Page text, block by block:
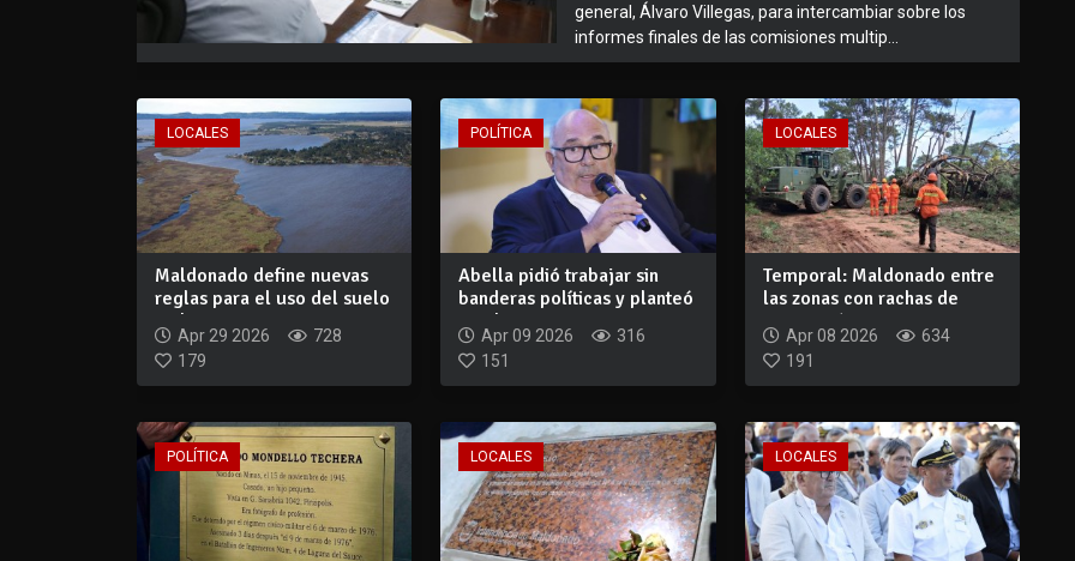
general, Álvaro Villegas, para intercambiar sobre los
informes finales de las comisiones multip...
LOCALES
Maldonado define nuevas
reglas para el uso del suelo
en la c...
Apr 29 2026
728
179
POLÍTICA
Abella pidió trabajar sin
banderas políticas y planteó
un pl...
Apr 09 2026
316
151
LOCALES
Temporal: Maldonado entre
las zonas con rachas de
viento más...
Apr 08 2026
634
191
POLÍTICA LOCALES LOCALES